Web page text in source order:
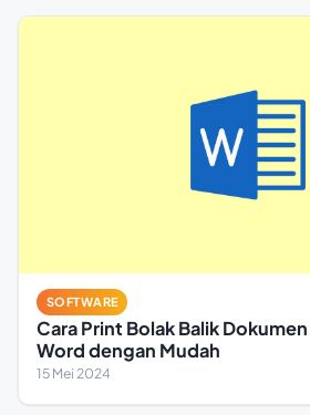
SOFTWARE
Cara Print Bolak Balik
Word dengan Mudah
15 Mei 2024